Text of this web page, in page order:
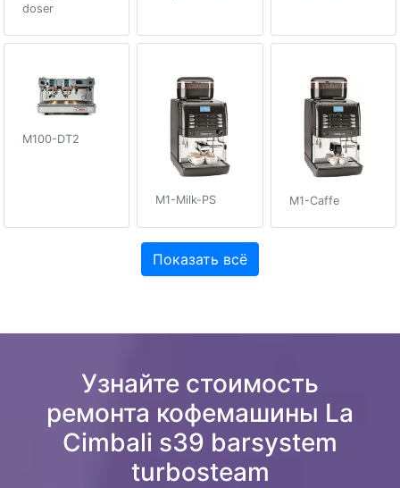
doser
M100-DT2
M1-Milk-PS M1-Caffe
Показать всё
Узнайте стоимость
ремонта кофемашины La
Cimbali s39 barsystem
turbosteam